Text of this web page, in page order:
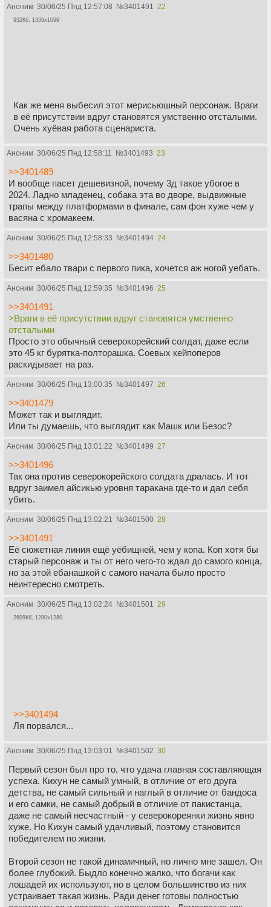
Аноним 30/06/25 Пнд 12:57:08 №3401491 22
932Кб, 1339x1099
Как же меня выбесил этот мерисьюшный персонаж. Враги
в её присутствии вдруг становятся умственно отсталыми.
Очень хуёвая работа сценариста.
Аноним 30/06/25 Пнд 12:58:11 №3401493 23
>>3401489
И вообще пасет дешевизной, почему 3д такое убогое в
2024. Ладно младенец, собака эта во дворе, выдвижные
трапы между платформами в финале, сам фон хуже чем у
васяна с хромакеем.
Аноним 30/06/25 Пнд 12:58:33 №3401494 24
>>3401480
Бесит ебало твари с первого пика, хочется аж ногой уебать.
Аноним 30/06/25 Пнд 12:59:35 №3401496 25
>>3401491
>Враги в её присутствии вдруг становятся умственно
отсталыми
Просто это обычный северокорейский солдат, даже если
это 45 кг бурятка-полторашка. Соевых кейпоперов
раскидывает на раз.
Аноним 30/06/25 Пнд 13:00:35 №3401497 26
>>3401479
Может так и выглядит.
Или ты думаешь, что выглядит как Машк или Безос?
Аноним 30/06/25 Пнд 13:01:22 №3401499 27
>>3401496
Так она против северокорейского солдата дралась. И тот
вдруг заимел айсикью уровня таракана где-то и дал себя
убить.
Аноним 30/06/25 Пнд 13:02:21 №3401500 28
>>3401491
Её сюжетная линия ещё уёбищней, чем у копа. Коп хотя бы
старый персонаж и ты от него чего-то ждал до самого конца,
но за этой ебанашкой с самого начала было просто
неинтересно смотреть.
Аноним 30/06/25 Пнд 13:02:24 №3401501 29
2609Кб, 1280x1280
>>3401494
Ля порвался...
Аноним 30/06/25 Пнд 13:03:01 №3401502 30
Первый сезон был про то, что удача главная составляющая
успеха. Кихун не самый умный, в отличие от его друга
детства, не самый сильный и наглый в отличие от бандоса
и его самки, не самый добрый в отличие от пакистанца,
даже не самый несчастный - у северокореянки жизнь явно
хуже. Но Кихун самый удачливый, поэтому становится
победителем по жизни.
Второй сезон не такой динамичный, но лично мне зашел. Он
более глубокий. Быдло конечно жалко, что богачи как
лошадей их используют, но в целом большинство из них
устраивает такая жизнь. Ради денег готовы полностью